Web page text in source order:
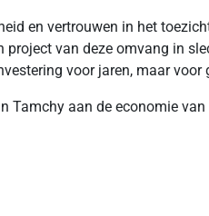
en vertrouwen in het
van deze omvang in
voor jaren, maar voor
Tamchy aan de economie